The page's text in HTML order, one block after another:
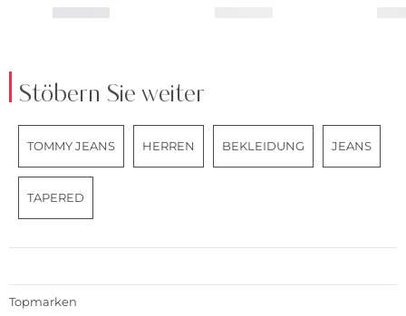
Stöbern Sie weiter
TOMMY JEANS HERREN BEKLEIDUNG JEANS
TAPERED
Topmarken